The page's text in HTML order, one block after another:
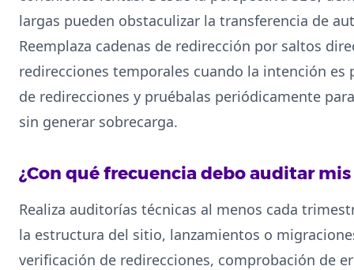
largas pueden obstaculizar la transferencia de
Reemplaza cadenas de redirección por saltos
redirecciones temporales cuando la intención
de redirecciones y pruébalas periódicamente
sin generar sobrecarga.
¿Con qué frecuencia debo auditar mis
Realiza auditorías técnicas al menos cada
la estructura del sitio, lanzamientos o
verificación de redirecciones, comprobación de